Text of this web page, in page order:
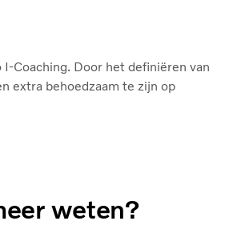
Coaching. Door het definiëren van
extra behoedzaam te zijn op
weten?